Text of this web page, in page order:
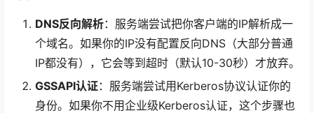
DNS反向解析：服务端尝试把你客户端的IP解析成一
个域名。如果你的IP没有配置反向DNS（大部分普通
IP都没有），它会等到超时（默认10-30秒）才放弃。
GSSAPI认证：服务端尝试用Kerberos协议认证你的
身份。如果你不用企业级Kerberos认证，这个步骤也